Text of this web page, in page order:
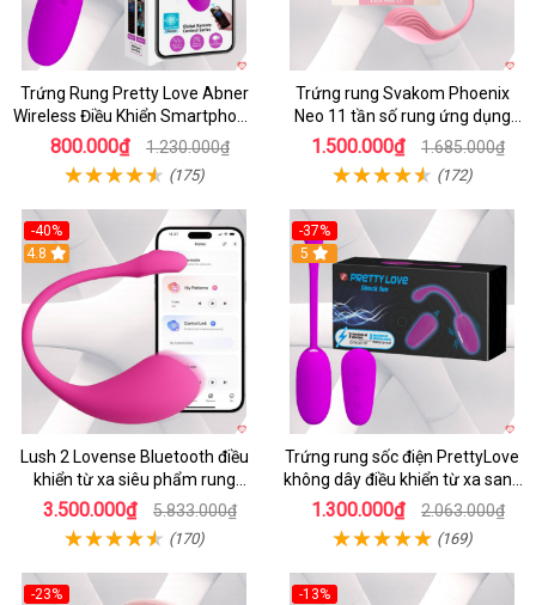
Trứng Rung Pretty Love Abner
Wireless Điều Khiển Smartphone
Giá Tốt
800.000₫ 1.230.000₫
(175)
Trứng rung Svakom Phoenix
Neo 11 tần số rung ứng dụng
app
1.500.000₫ 1.685.000₫
(172)
-40%
4.8
Lush 2 Lovense Bluetooth điều
khiển từ xa siêu phẩm rung
mạnh
3.500.000₫ 5.833.000₫
(170)
-37%
5
Trứng rung sốc điện PrettyLove
không dây điều khiển từ xa sang
chảnh
1.300.000₫ 2.063.000₫
(169)
-23%
-13%